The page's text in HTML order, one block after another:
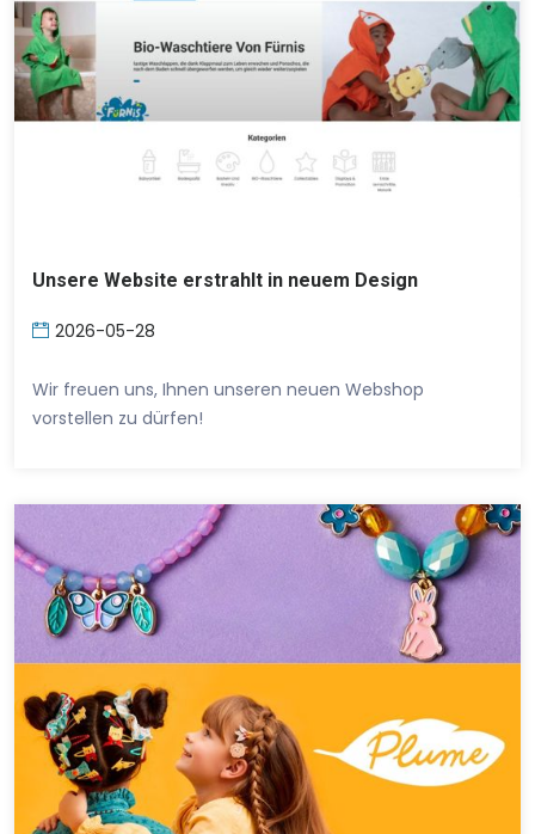
Unsere Website erstrahlt in neuem Design
2026-05-28
Wir freuen uns, Ihnen unseren neuen Webshop
vorstellen zu dürfen!